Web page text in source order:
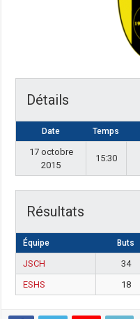
Détails
Date Temps
17 octobre
2015
15:30
Résultats
Équipe Buts
JSCH 34
ESHS
18